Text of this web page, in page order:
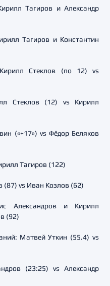
Тагиров и Александр
Тагиров и Константин
Стеклов (по 12) vs
Стеклов (12) vs Кирилл
(«+17») vs Фёдор Беляков
Тагиров (122)
(87) vs Иван Козлов (62)
Александров и Кирилл
(92)
Матвей Уткин (55.4) vs
(23:25) vs Александр